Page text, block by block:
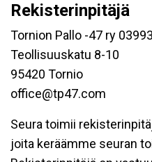
Rekisterinpitäjä
Tornion Pallo -47 ry
Teollisuuskatu 8-10
95420 Tornio
office@tp47.com
Seura toimii
joita keräämme seuran